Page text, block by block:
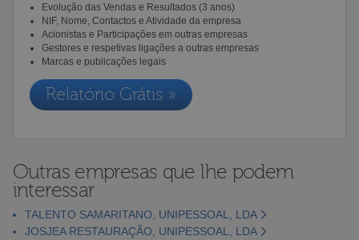
Evolução das Vendas e Resultados (3 anos)
NIF, Nome, Contactos e Atividade da empresa
Acionistas e Participações em outras empresas
Gestores e respetivas ligações a outras empresas
Marcas e publicações legais
Relatório Grátis »
Outras empresas que lhe podem
interessar
TALENTO SAMARITANO, UNIPESSOAL, LDA
JOSJEA RESTAURAÇÃO, UNIPESSOAL, LDA